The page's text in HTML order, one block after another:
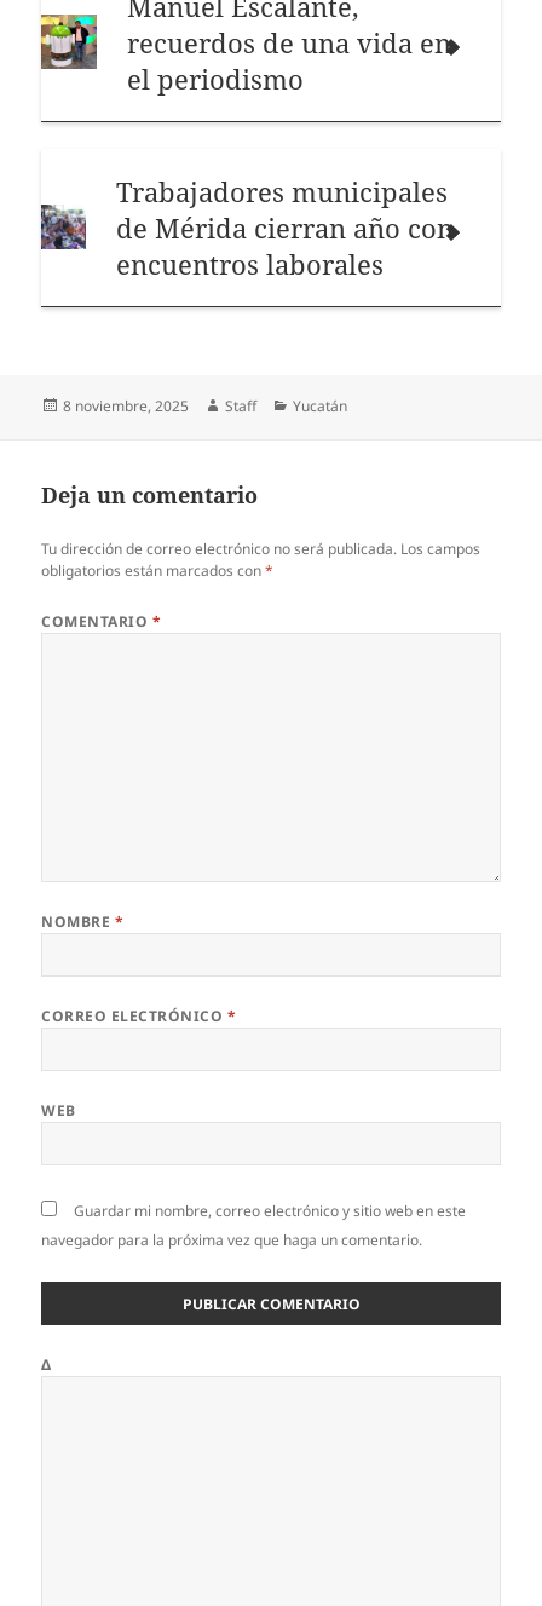
recuerdos de una vida en
el periodismo
Trabajadores municipales
de Mérida cierran año con
encuentros laborales
Publicado
8 noviembre, 2025 Autor
Staff Categorías
Yucatán
Deja un comentario
Tu dirección de correo electrónico no será publicada. Los campos
obligatorios están marcados con*
COMENTARIO *
NOMBRE *
CORREO ELECTRÓNICO *
WEB
Guardar mi nombre, correo electrónico y sitio web en este
navegador para la próxima vez que haga un comentario.
Δ